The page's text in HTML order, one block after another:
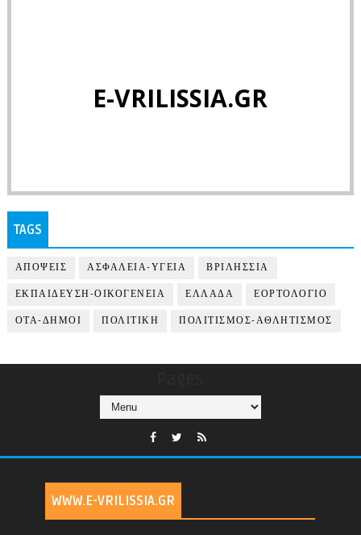
E-VRILISSIA.GR
TAGS
ΑΠΟΨΕΙΣ ΑΣΦΑΛΕΙΑ-ΥΓΕΙΑ ΒΡΙΛΗΣΣΙΑ
ΕΚΠΑΙΔΕΥΣΗ-ΟΙΚΟΓΕΝΕΙΑ ΕΛΛΑΔΑ ΕΟΡΤΟΛΟΓΙΟ
ΟΤΑ-ΔΗΜΟΙ ΠΟΛΙΤΙΚΗ ΠΟΛΙΤΙΣΜΟΣ-ΑΘΛΗΤΙΣΜΟΣ
WWW.E-VRILISSIA.GR